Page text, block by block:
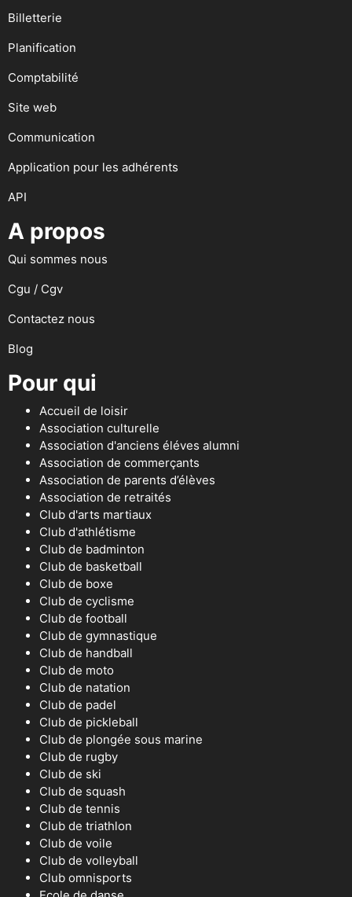
Billetterie
Planification
Comptabilité
Site web
Communication
Application pour les adhérents
API
A propos
Qui sommes nous
Cgu / Cgv
Contactez nous
Blog
Pour qui
Accueil de loisir
Association culturelle
Association d'anciens éléves alumni
Association de commerçants
Association de parents d’élèves
Association de retraités
Club d'arts martiaux
Club d'athlétisme
Club de badminton
Club de basketball
Club de boxe
Club de cyclisme
Club de football
Club de gymnastique
Club de handball
Club de moto
Club de natation
Club de padel
Club de pickleball
Club de plongée sous marine
Club de rugby
Club de ski
Club de squash
Club de tennis
Club de triathlon
Club de voile
Club de volleyball
Club omnisports